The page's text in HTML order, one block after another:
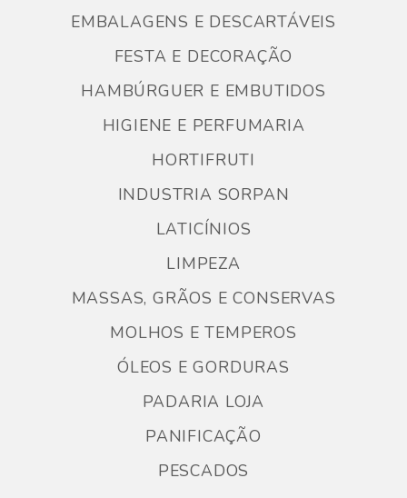
EMBALAGENS E DESCARTÁVEIS
FESTA E DECORAÇÃO
HAMBÚRGUER E EMBUTIDOS
HIGIENE E PERFUMARIA
HORTIFRUTI
INDUSTRIA SORPAN
LATICÍNIOS
LIMPEZA
MASSAS, GRÃOS E CONSERVAS
MOLHOS E TEMPEROS
ÓLEOS E GORDURAS
PADARIA LOJA
PANIFICAÇÃO
PESCADOS